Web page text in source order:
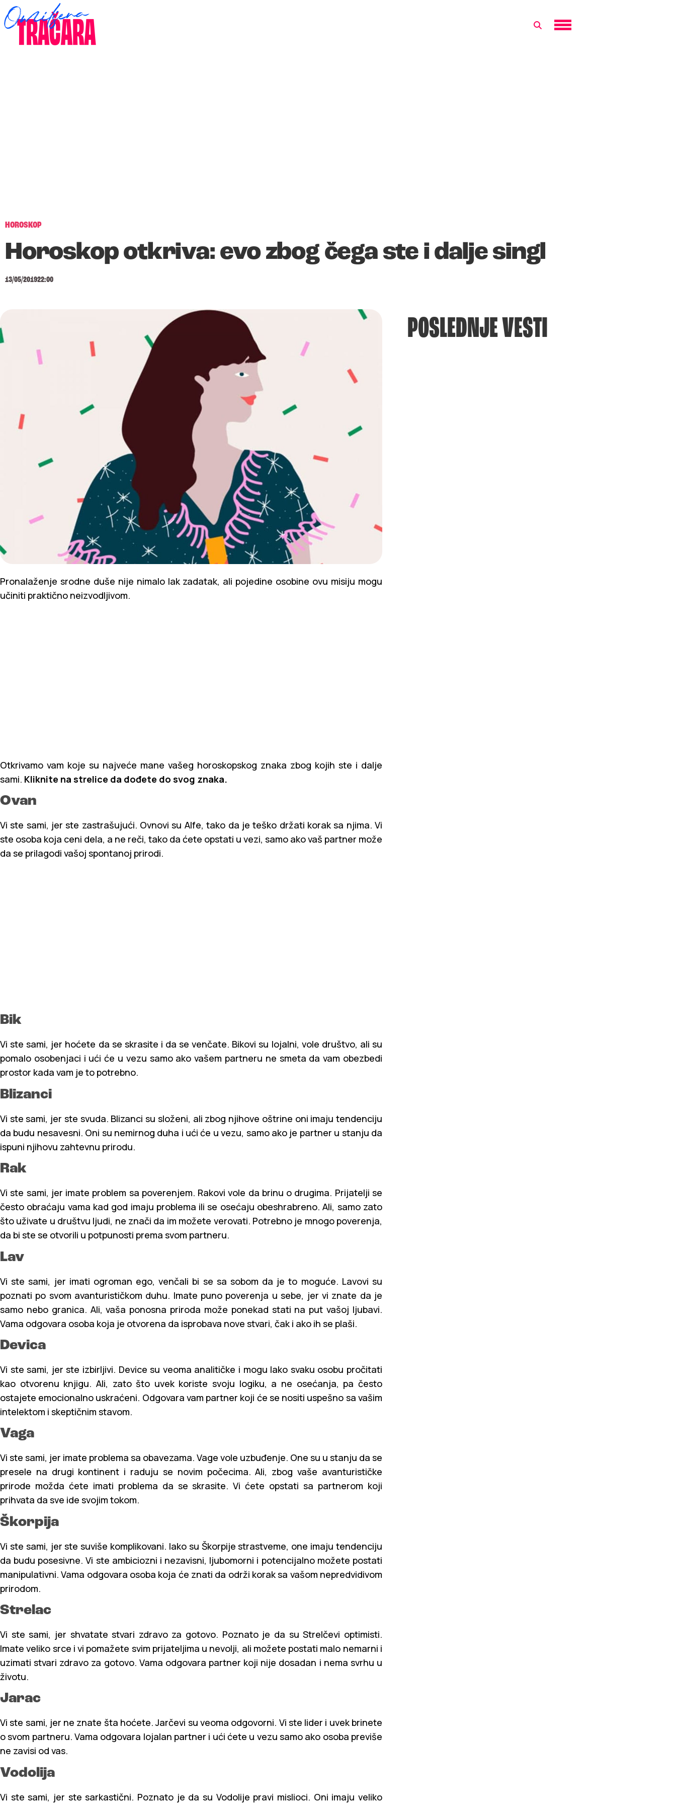
HOROSKOP
Horoskop otkriva: evo zbog čega ste i dalje singl
13/05/201922:00
Pronalaženje srodne duše nije nimalo lak zadatak, ali pojedine osobine ovu misiju mogu
učiniti praktično neizvodljivom.
Otkrivamo vam koje su najveće mane vašeg horoskopskog znaka zbog kojih ste i dalje
sami. Kliknite na strelice da dođete do svog znaka.
Ovan
Vi ste sami, jer ste zastrašujući. Ovnovi su Alfe, tako da je teško držati korak sa njima. Vi
ste osoba koja ceni dela, a ne reči, tako da ćete opstati u vezi, samo ako vaš partner može
da se prilagodi vašoj spontanoj prirodi.
Bik
Vi ste sami, jer hoćete da se skrasite i da se venčate. Bikovi su lojalni, vole društvo, ali su
pomalo osobenjaci i ući će u vezu samo ako vašem partneru ne smeta da vam obezbedi
prostor kada vam je to potrebno.
Blizanci
Vi ste sami, jer ste svuda. Blizanci su složeni, ali zbog njihove oštrine oni imaju tendenciju
da budu nesavesni. Oni su nemirnog duha i ući će u vezu, samo ako je partner u stanju da
ispuni njihovu zahtevnu prirodu.
Rak
Vi ste sami, jer imate problem sa poverenjem. Rakovi vole da brinu o drugima. Prijatelji se
često obraćaju vama kad god imaju problema ili se osećaju obeshrabreno. Ali, samo zato
što uživate u društvu ljudi, ne znači da im možete verovati. Potrebno je mnogo poverenja,
da bi ste se otvorili u potpunosti prema svom partneru.
Lav
Vi ste sami, jer imati ogroman ego, venčali bi se sa sobom da je to moguće. Lavovi su
poznati po svom avanturističkom duhu. Imate puno poverenja u sebe, jer vi znate da je
samo nebo granica. Ali, vaša ponosna priroda može ponekad stati na put vašoj ljubavi.
Vama odgovara osoba koja je otvorena da isprobava nove stvari, čak i ako ih se plaši.
Devica
Vi ste sami, jer ste izbirljivi. Device su veoma analitičke i mogu lako svaku osobu pročitati
kao otvorenu knjigu. Ali, zato što uvek koriste svoju logiku, a ne osećanja, pa često
ostajete emocionalno uskraćeni. Odgovara vam partner koji će se nositi uspešno sa vašim
intelektom i skeptičnim stavom.
Vaga
Vi ste sami, jer imate problema sa obavezama. Vage vole uzbuđenje. One su u stanju da se
presele na drugi kontinent i raduju se novim počecima. Ali, zbog vaše avanturističke
prirode možda ćete imati problema da se skrasite. Vi ćete opstati sa partnerom koji
prihvata da sve ide svojim tokom.
Škorpija
Vi ste sami, jer ste suviše komplikovani. Iako su Škorpije strastveme, one imaju tendenciju
da budu posesivne. Vi ste ambiciozni i nezavisni, ljubomorni i potencijalno možete postati
manipulativni. Vama odgovara osoba koja će znati da održi korak sa vašom nepredvidivom
prirodom.
Strelac
Vi ste sami, jer shvatate stvari zdravo za gotovo. Poznato je da su Strelčevi optimisti.
Imate veliko srce i vi pomažete svim prijateljima u nevolji, ali možete postati malo nemarni i
uzimati stvari zdravo za gotovo. Vama odgovara partner koji nije dosadan i nema svrhu u
životu.
Jarac
Vi ste sami, jer ne znate šta hoćete. Jarčevi su veoma odgovorni. Vi ste lider i uvek brinete
o svom partneru. Vama odgovara lojalan partner i ući ćete u vezu samo ako osoba previše
ne zavisi od vas.
Vodolija
Vi ste sami, jer ste sarkastični. Poznato je da su Vodolije pravi mislioci. Oni imaju veliko
POSLEDNJE VESTI